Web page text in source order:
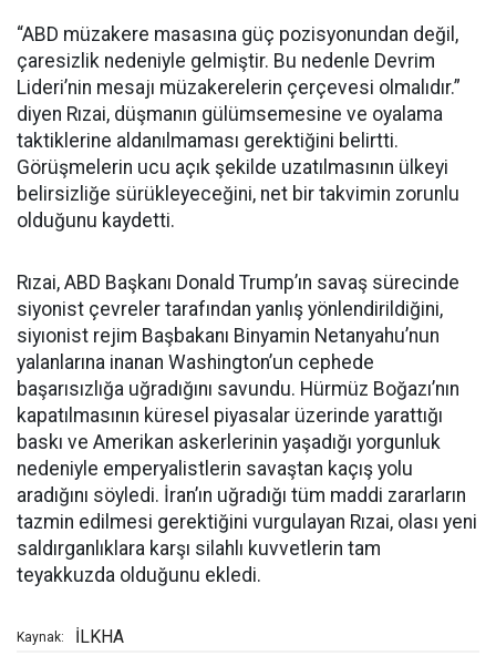
“ABD müzakere masasına güç pozisyonundan değil,
çaresizlik nedeniyle gelmiştir. Bu nedenle Devrim
Lideri’nin mesajı müzakerelerin çerçevesi olmalıdır.”
diyen Rızai, düşmanın gülümsemesine ve oyalama
taktiklerine aldanılmaması gerektiğini belirtti.
Görüşmelerin ucu açık şekilde uzatılmasının ülkeyi
belirsizliğe sürükleyeceğini, net bir takvimin zorunlu
olduğunu kaydetti.
Rızai, ABD Başkanı Donald Trump’ın savaş sürecinde
siyonist çevreler tarafından yanlış yönlendirildiğini,
siyıonist rejim Başbakanı Binyamin Netanyahu’nun
yalanlarına inanan Washington’un cephede
başarısızlığa uğradığını savundu. Hürmüz Boğazı’nın
kapatılmasının küresel piyasalar üzerinde yarattığı
baskı ve Amerikan askerlerinin yaşadığı yorgunluk
nedeniyle emperyalistlerin savaştan kaçış yolu
aradığını söyledi. İran’ın uğradığı tüm maddi zararların
tazmin edilmesi gerektiğini vurgulayan Rızai, olası yeni
saldırganlıklara karşı silahlı kuvvetlerin tam
teyakkuzda olduğunu ekledi.
Kaynak: İLKHA